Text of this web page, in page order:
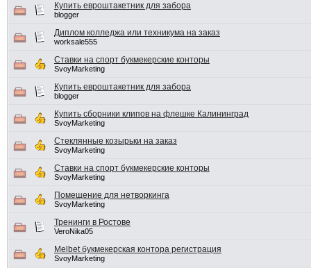
Купить евроштакетник для забора
blogger
Диплом колледжа или техникума на заказ
worksale555
Ставки на спорт букмекерские конторы
SvoyMarketing
Купить евроштакетник для забора
blogger
Купить сборники клипов на флешке Калининград
SvoyMarketing
Стеклянные козырьки на заказ
SvoyMarketing
Ставки на спорт букмекерские конторы
SvoyMarketing
Помещение для нетворкинга
SvoyMarketing
Тренинги в Ростове
VeroNika05
Melbet букмекерская контора регистрация
SvoyMarketing